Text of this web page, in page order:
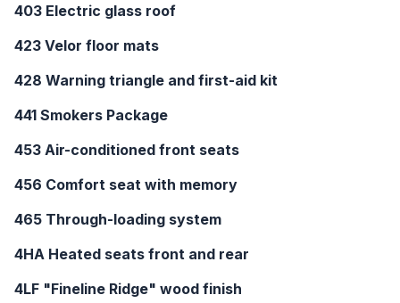
403 Electric glass roof
423 Velor floor mats
428 Warning triangle and first-aid kit
441 Smokers Package
453 Air-conditioned front seats
456 Comfort seat with memory
465 Through-loading system
4HA Heated seats front and rear
4LF "Fineline Ridge" wood finish